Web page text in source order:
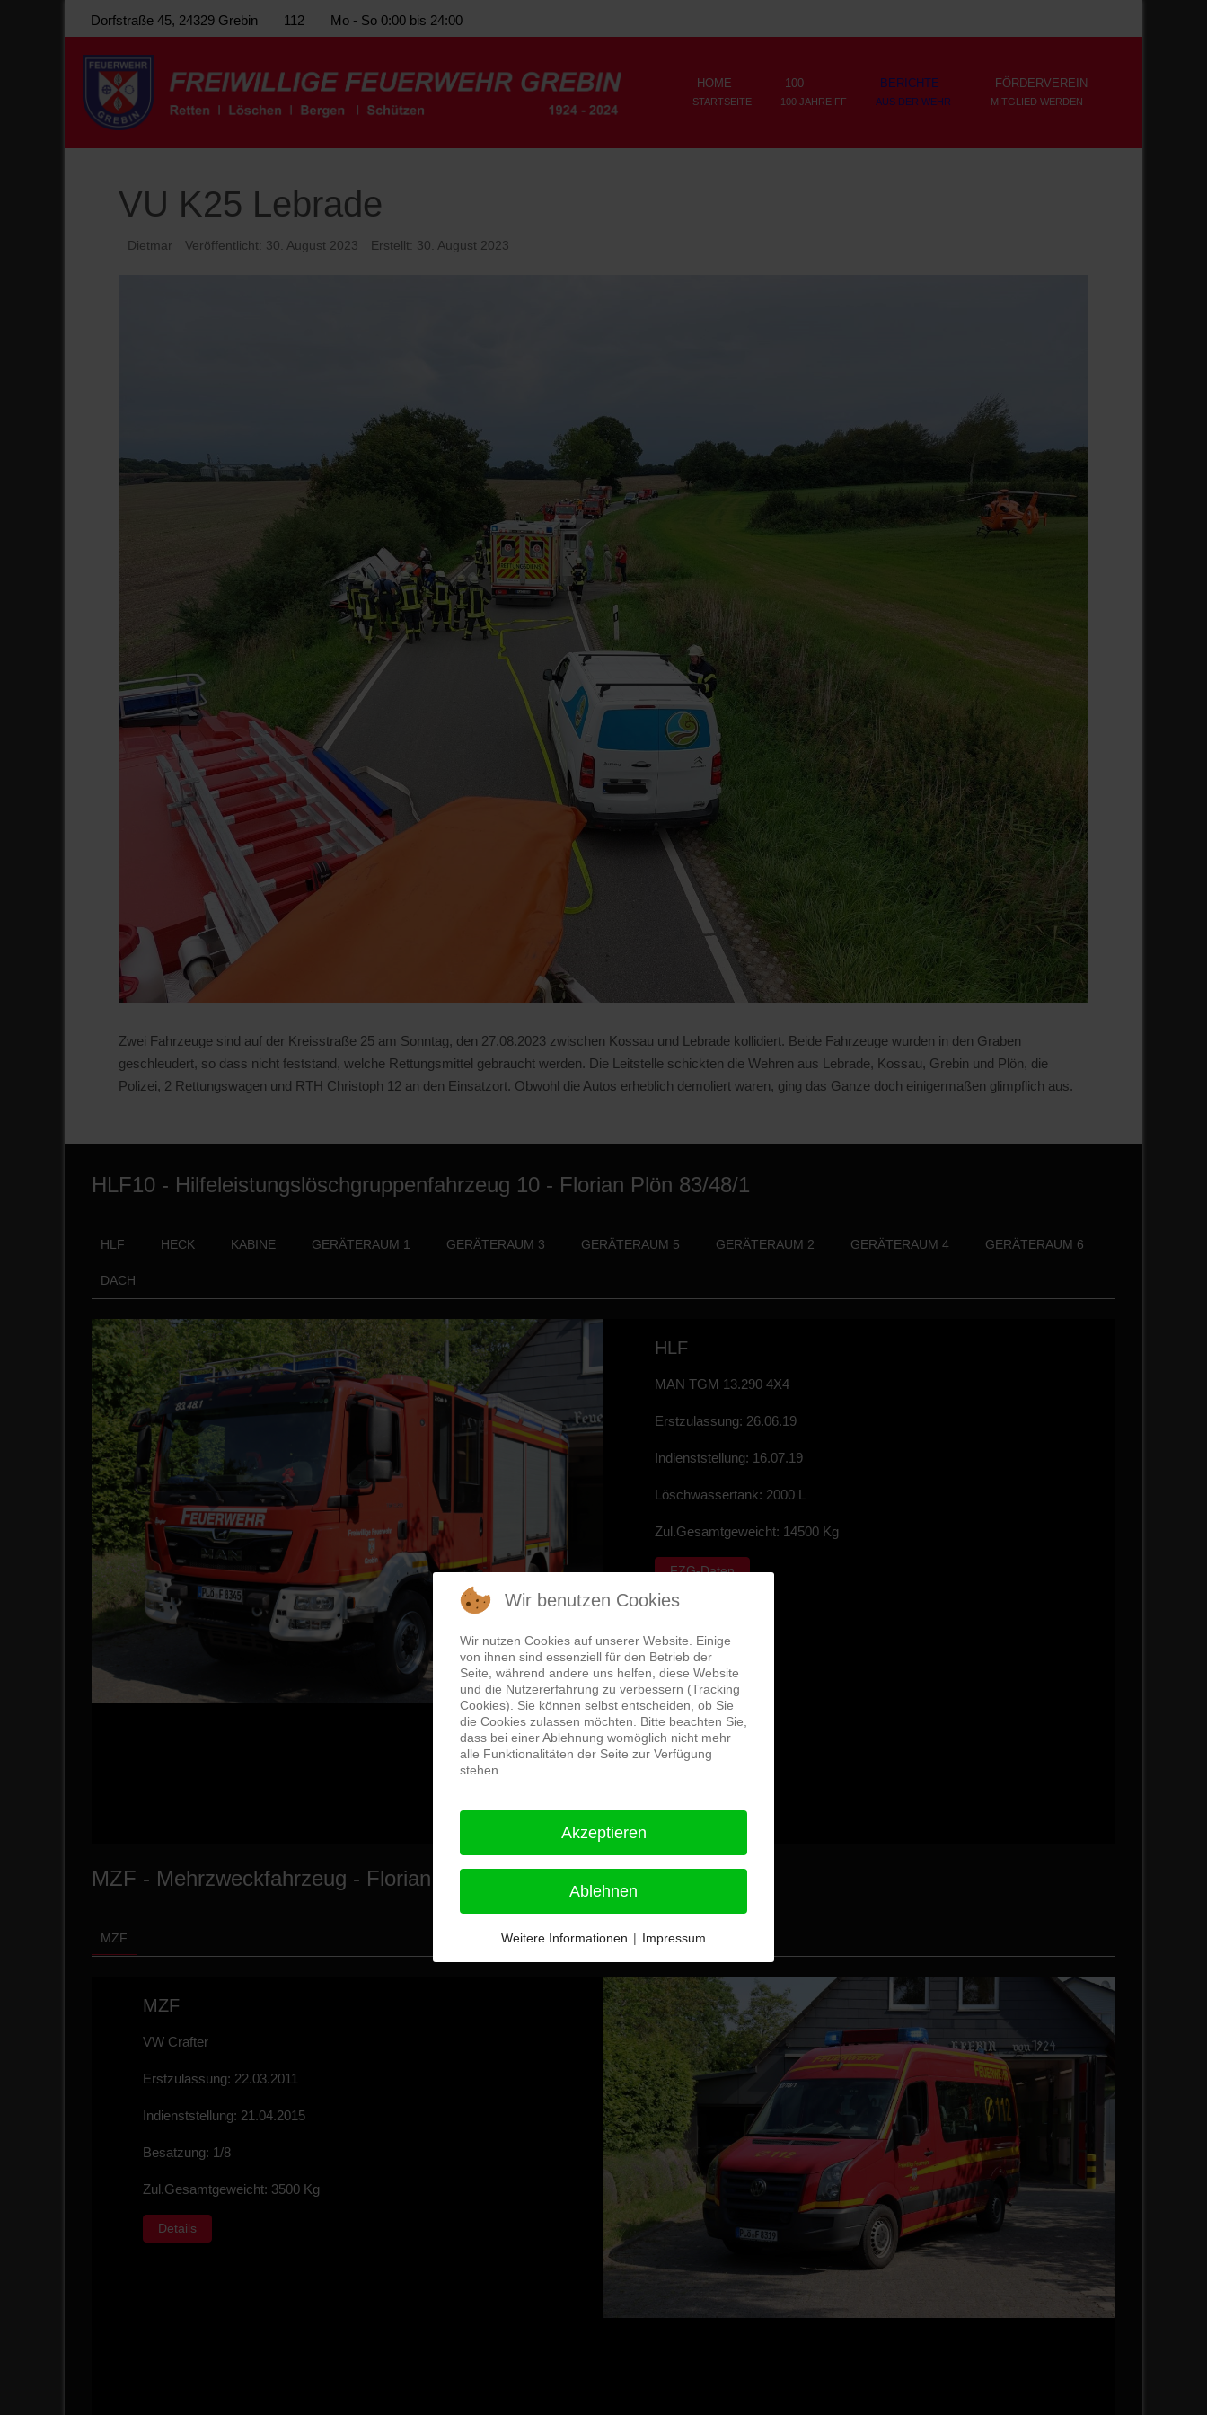
Dorfstraße 45, 24329 Grebin 112 Mo - So 0:00 bis 24:00
HOME
STARTSEITE
100
100 JAHRE FF
BERICHTE
AUS DER WEHR
FÖRDERVEREIN
MITGLIED WERDEN
VU K25 Lebrade
Dietmar Veröffentlicht: 30. August 2023 Erstellt: 30. August 2023
Zwei Fahrzeuge sind auf der Kreisstraße 25 am Sonntag, den 27.08.2023 zwischen Kossau und Lebrade kollidiert. Beide Fahrzeuge wurden in den Graben
geschleudert, so dass nicht feststand, welche Rettungsmittel gebraucht werden. Die Leitstelle schickten die Wehren aus Lebrade, Kossau, Grebin und Plön, die
Polizei, 2 Rettungswagen und RTH Christoph 12 an den Einsatzort. Obwohl die Autos erheblich demoliert waren, ging das Ganze doch einigermaßen glimpflich aus.
HLF10 - Hilfeleistungslöschgruppenfahrzeug 10 - Florian Plön 83/48/1
HLF HECK KABINE GERÄTERAUM 1 GERÄTERAUM 3 GERÄTERAUM 5 GERÄTERAUM 2 GERÄTERAUM 4 GERÄTERAUM 6
DACH
HLF
MAN TGM 13.290 4X4
Erstzulassung: 26.06.19
Indienststellung: 16.07.19
Löschwassertank: 2000 L
Zul.Gesamtgeweicht: 14500 Kg
FZG-Daten
MZF - Mehrzweckfahrzeug - Florian Plön 83/18/1
MZF
MZF
VW Crafter
Erstzulassung: 22.03.2011
Indienststellung: 21.04.2015
Besatzung: 1/8
Zul.Gesamtgeweicht: 3500 Kg
Details
Wir benutzen Cookies
Wir nutzen Cookies auf unserer Website. Einige
von ihnen sind essenziell für den Betrieb der
Seite, während andere uns helfen, diese Website
und die Nutzererfahrung zu verbessern (Tracking
Cookies). Sie können selbst entscheiden, ob Sie
die Cookies zulassen möchten. Bitte beachten Sie,
dass bei einer Ablehnung womöglich nicht mehr
alle Funktionalitäten der Seite zur Verfügung
stehen.
Akzeptieren
Ablehnen
Weitere Informationen | Impressum